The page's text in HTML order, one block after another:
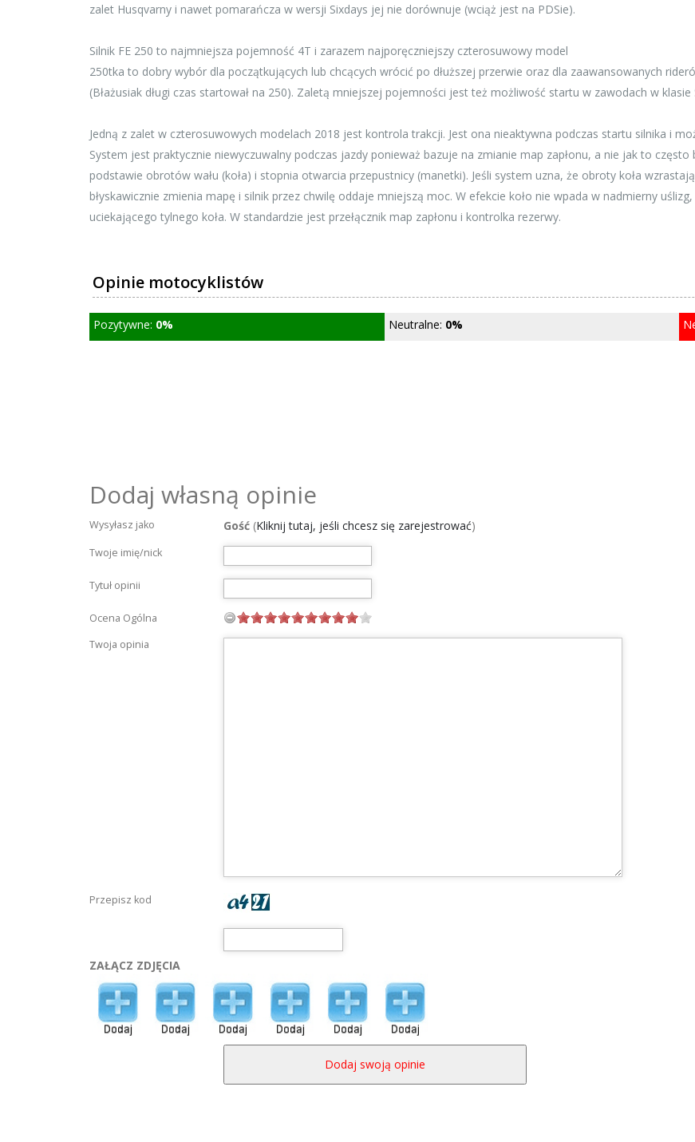
zalet Husqvarny i nawet pomarańcza w wersji Sixdays jej nie dorównuje (wciąż jest na PDSie).
Silnik FE 250 to najmniejsza pojemność 4T i zarazem najporęczniejszy czterosuwowy model
250tka to dobry wybór dla początkujących lub chcących wrócić po dłuższej przerwie oraz dla zaawansowanych
(Błażusiak długi czas startował na 250). Zaletą mniejszej pojemności jest też możliwość startu w zawodach w klasie
Jedną z zalet w czterosuwowych modelach 2018 jest kontrola trakcji. Jest ona nieaktywna podczas startu silnika i
System jest praktycznie niewyczuwalny podczas jazdy ponieważ bazuje na zmianie map zapłonu, a nie jak to często
podstawie obrotów wału (koła) i stopnia otwarcia przepustnicy (manetki). Jeśli system uzna, że obroty koła
błyskawicznie zmienia mapę i silnik przez chwilę oddaje mniejszą moc. W efekcie koło nie wpada w nadmierny
uciekającego tylnego koła. W standardzie jest przełącznik map zapłonu i kontrolka rezerwy.
Opinie motocyklistów
Pozytywne: 0% Neutralne: 0%
Dodaj własną opinie
Wysyłasz jako Gość (Kliknij tutaj, jeśli chcesz się zarejestrować)
Twoje imię/nick
Tytuł opinii
Ocena Ogólna
Twoja opinia
Przepisz kod
ZAŁĄCZ ZDJĘCIA